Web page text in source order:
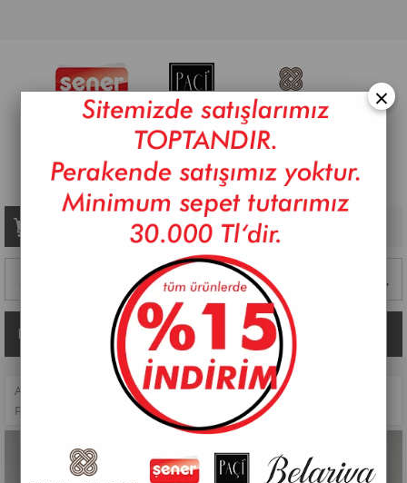
Sepetim 0 Ürün
ANASAYFA > SERVIS GEREÇLERI> ÇEREZLIK
PAÇİ-BÜYÜK 36'LI BEYAZ ÇEREZLİK
×